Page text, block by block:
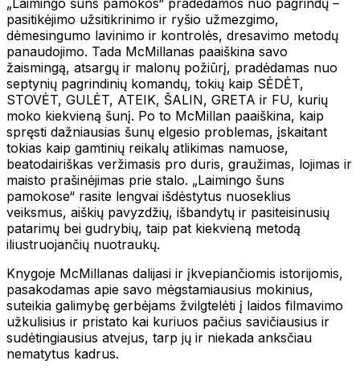
pasitikėjimo užsitikrinimo ir ryšio užmezgimo,
dėmesingumo lavinimo ir kontrolės, dresavimo metodų
panaudojimo. Tada McMillanas paaiškina savo
žaismingą, atsargų ir malonų požiūrį, pradėdamas nuo
septynių pagrindinių komandų, tokių kaip SĖDĖT,
STOVĖT, GULĖT, ATEIK, ŠALIN, GRETA ir FU, kurių
moko kiekvieną šunį. Po to McMillan paaiškina, kaip
spręsti dažniausias šunų elgesio problemas, įskaitant
tokias kaip gamtinių reikalų atlikimas namuose,
beatodairiškas veržimasis pro duris, graužimas, lojimas ir
maisto prašinėjimas prie stalo. „Laimingo šuns
pamokose“ rasite lengvai išdėstytus nuoseklius
veiksmus, aiškių pavyzdžių, išbandytų ir pasiteisinusių
patarimų bei gudrybių, taip pat kiekvieną metodą
iliustruojančių nuotraukų.
Knygoje McMillanas dalijasi ir įkvepiančiomis istorijomis,
pasakodamas apie savo mėgstamiausius mokinius,
suteikia galimybę gerbėjams žvilgtelėti į laidos filmavimo
užkulisius ir pristato kai kuriuos pačius savičiausius ir
sudėtingiausius atvejus, tarp jų ir niekada anksčiau
nematytus kadrus.